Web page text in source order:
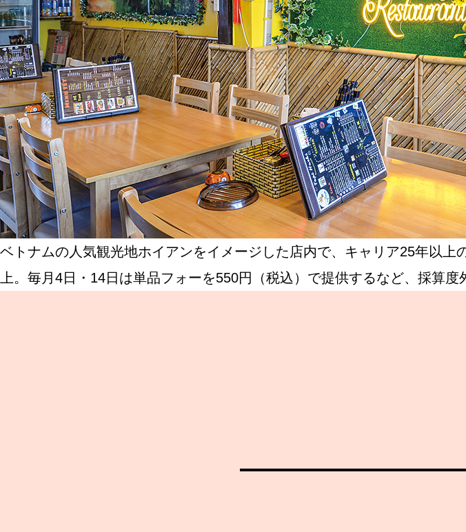
ベトナムの人気観光地ホイアンをイメージした店内で、キャリア25年以
上。毎月4日・14日は単品フォーを550円（税込）で提供するなど、採算度